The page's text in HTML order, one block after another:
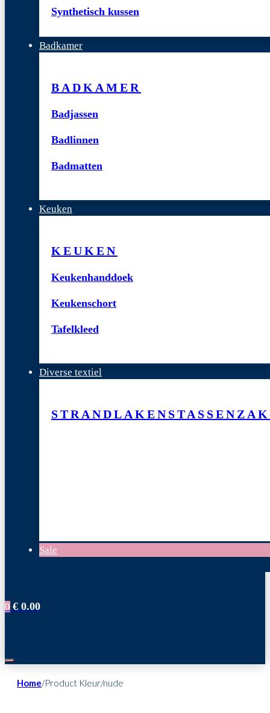
Synthetisch kussen
Badkamer
BADKAMER
Badjassen
Badlinnen
Badmatten
Keuken
KEUKEN
Keukenhanddoek
Keukenschort
Tafelkleed
Diverse textiel
STRANDLAKENSTASSEN
Sale
0 € 0.00
Home/Product Kleur/nude